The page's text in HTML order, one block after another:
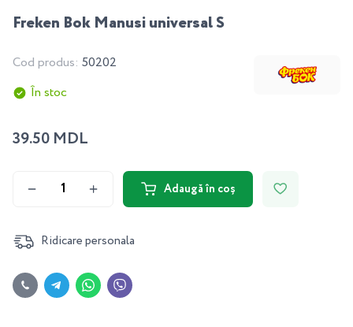
Freken Bok Manusi universal S
Cod produs: 50202
În stoc
39.50 MDL
Adaugă în coș
Ridicare personala